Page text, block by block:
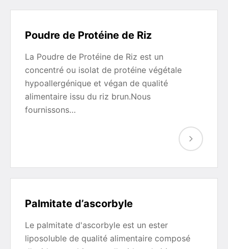
Poudre de Protéine de Riz
La Poudre de Protéine de Riz est un
concentré ou isolat de protéine végétale
hypoallergénique et végan de qualité
alimentaire issu du riz brun.Nous
fournissons…
Palmitate d’ascorbyle
Le palmitate d'ascorbyle est un ester
liposoluble de qualité alimentaire composé